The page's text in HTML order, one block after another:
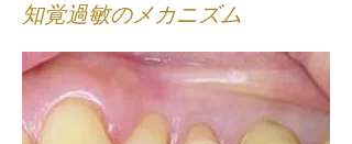
知覚過敏のメカニズム